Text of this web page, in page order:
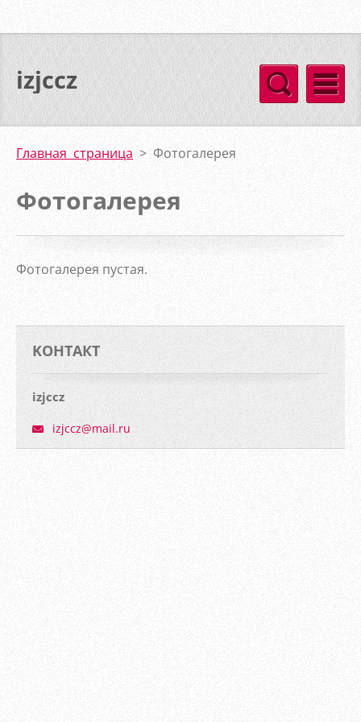
izjccz
Главная страница > Фотогалерея
Фотогалерея
Фотогалерея пустая.
KOНТАКТ
izjccz
izjccz@mail.ru